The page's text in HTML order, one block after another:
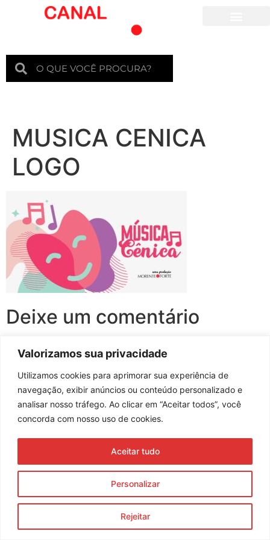
Valorizamos sua privacidade
Utilizamos cookies para aprimorar sua experiência de
navegação, exibir anúncios ou conteúdo personalizado e
analisar nosso tráfego. Ao clicar em “Aceitar todos”, você
concorda com nosso uso de cookies.
Personalizar
Rejeitar
Aceitar tudo
MUSICA CENICA
LOGO
Deixe um comentário
Assine nossa newsletter
Enviar
Política de Privacidade e Termos de Uso